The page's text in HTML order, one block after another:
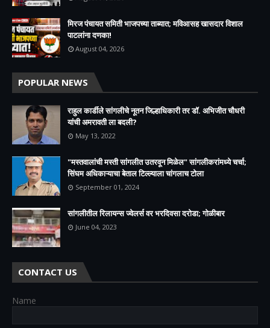
मिरज पंचायत समिती भाजपच्या ताब्यात; मविआसह खासदार विशाल
पाटलांना दणका!
August 04, 2026
POPULAR NEWS
राहुल कार्डीले सांगलीचे नूतन जिल्हाधिकारी तर डॉ. अभिजीत चौधरी
यांची अमरावती ला बदली?
May 13, 2022
"मस्तवालांची मस्ती सांगलीत उतरवून मिळेल" सांगलीकरांमध्ये चर्चा;
सिंघम अधिकाऱ्याचा बेताल टिल्ल्याला चांगलाच टोला
September 01, 2024
सांगलीतील रिलायन्स ज्वेलर्स वर भरदिवसा दरोडा; गोळीबार
June 04, 2023
CONTACT US
Name